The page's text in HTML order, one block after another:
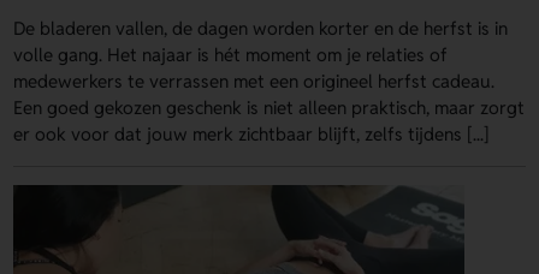
De bladeren vallen, de dagen worden korter en de herfst is in
volle gang. Het najaar is hét moment om je relaties of
medewerkers te verrassen met een origineel herfst cadeau.
Een goed gekozen geschenk is niet alleen praktisch, maar zorgt
er ook voor dat jouw merk zichtbaar blijft, zelfs tijdens [...]